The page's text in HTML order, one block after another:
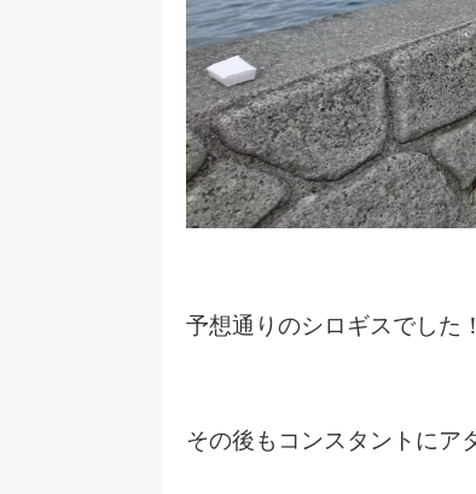
予想通りのシロギスでした
その後もコンスタントにア